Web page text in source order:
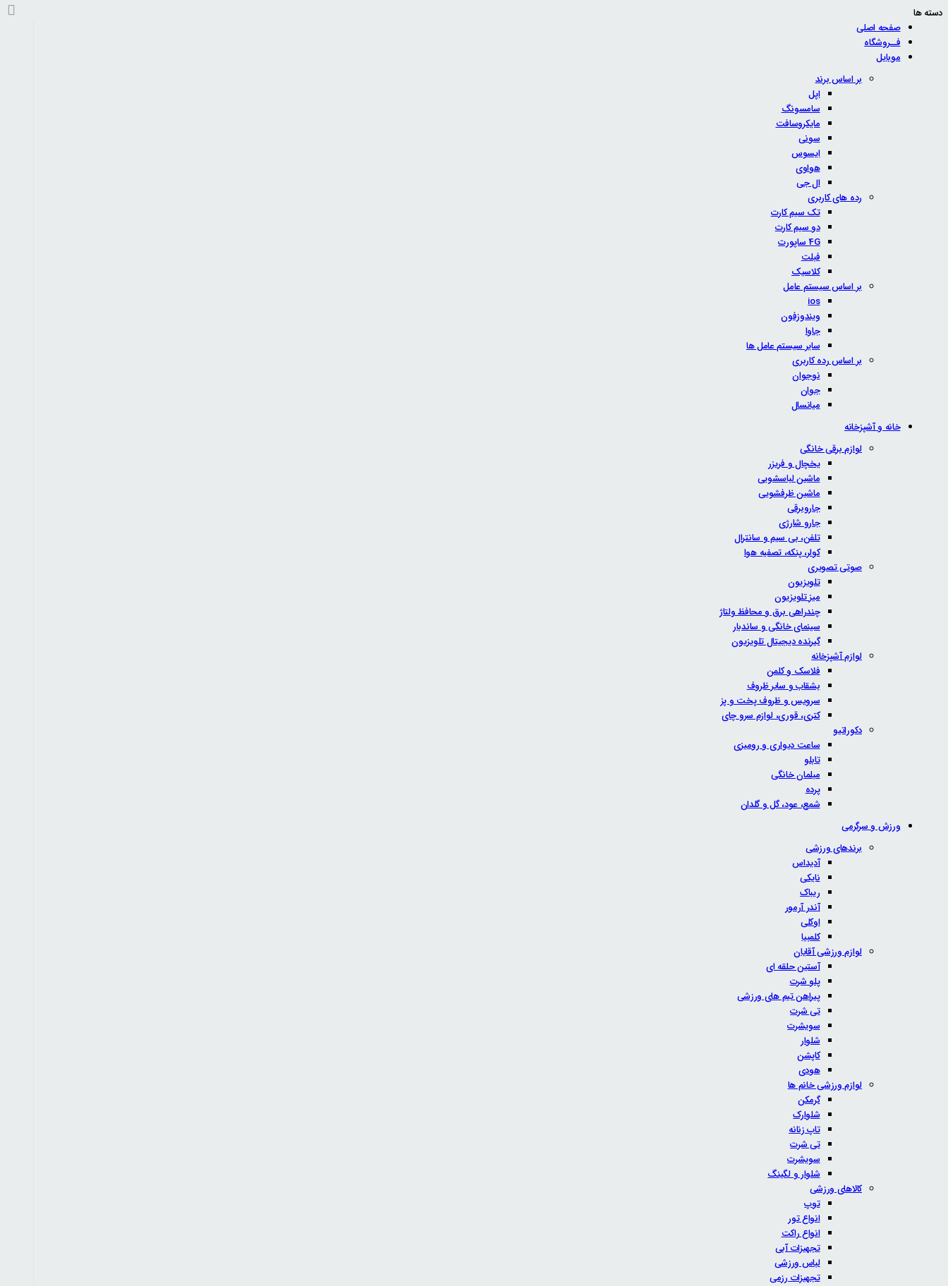
دسته ها
صفحه اصلی
فــروشگاه
موبایل
بر اساس برند
اپل
سامسونگ
مایکروسافت
سونی
ایسوس
هواوی
ال جی
رده های کاربری
تک سیم کارت
دو سیم کارت
4G ساپورت
فبلت
کلاسیک
بر اساس سیستم عامل
ios
ویندوزفون
جاوا
سایر سیستم عامل ها
بر اساس رده کاربری
نوجوان
جوان
میانسال
خانه و آشپزخانه
لوازم برقی خانگی
یخچال و فریزر
ماشین لباسشویی
ماشین ظرفشویی
جاروبرقی
جارو شارژی
تلفن، بی سیم و سانترال
کولر، پنکه، تصفیه هوا
صوتی تصویری
تلویزیون
میز تلویزیون
چندراهی برق و محافظ ولتاژ
سینمای خانگی و ساندبار
گیرنده دیجیتال تلویزیون
لوازم آشپزخانه
فلاسک و کلمن
بشقاب و سایر ظروف
سرویس و ظروف پخت و پز
کتری، قوری، لوازم سرو چای
دکوراتیو
ساعت دیواری و رومیزی
تابلو
مبلمان خانگی
پرده
شمع، عود، گل و گلدان
ورزش و سرگرمی
برندهای ورزشی
آدیداس
نایکی
ریباک
آندر آرمور
اوکلی
کلمبیا
لوازم ورزشی آقایان
آستین حلقه ای
پلو شرت
پیراهن تیم های ورزشی
تی شرت
سویشرت
شلوار
کاپشن
هودی
لوازم ورزشی خانم ها
گرمکن
شلوارک
تاپ زنانه
تی شرت
سویشرت
شلوار و لگینگ
کالاهای ورزشی
توپ
انواع تور
انواع راکت
تجهیزات آبی
لباس ورزشی
تجهیزات رزمی